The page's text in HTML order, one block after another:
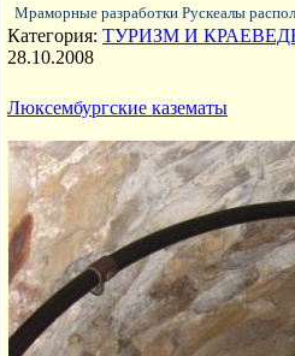
Мраморные разработки Рускеалы
Категория: ТУРИЗМ И
28.10.2008
Люксембургские казематы